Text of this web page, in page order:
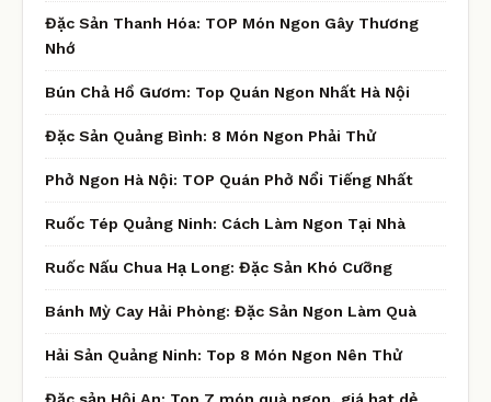
Đặc Sản Thanh Hóa: TOP Món Ngon Gây Thương
Nhớ
Bún Chả Hồ Gươm: Top Quán Ngon Nhất Hà Nội
Đặc Sản Quảng Bình: 8 Món Ngon Phải Thử
Phở Ngon Hà Nội: TOP Quán Phở Nổi Tiếng Nhất
Ruốc Tép Quảng Ninh: Cách Làm Ngon Tại Nhà
Ruốc Nấu Chua Hạ Long: Đặc Sản Khó Cưỡng
Bánh Mỳ Cay Hải Phòng: Đặc Sản Ngon Làm Quà
Hải Sản Quảng Ninh: Top 8 Món Ngon Nên Thử
Đặc sản Hội An: Top 7 món quà ngon, giá hạt dẻ